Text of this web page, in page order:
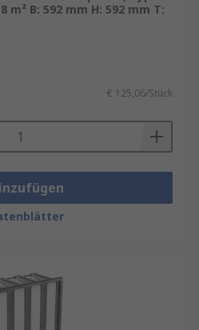
m² B: 592 mm H: 592 mm T:
€ 125,06/Stück